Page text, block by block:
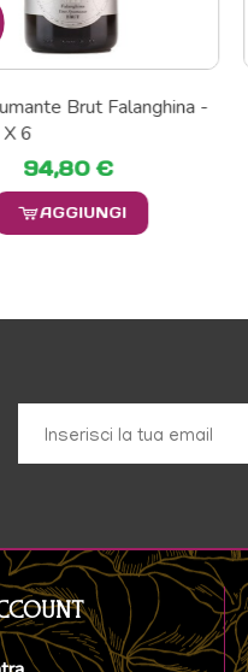
Brut Falanghina -
6
94,80 €
AGGIUNGI